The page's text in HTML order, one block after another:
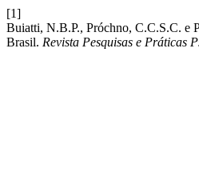
[1]
Buiatti, N.B.P., Próchno, C.C.S.C. e
Brasil. Revista Pesquisas e Práticas